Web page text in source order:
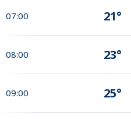
07:00 21°
08:00 23°
09:00 25°